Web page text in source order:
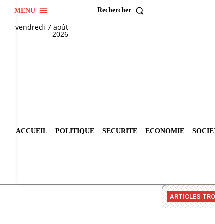
MENU Rechercher
vendredi 7 août
2026
ACCUEIL POLITIQUE SECURITE ECONOMIE
ARTICLES